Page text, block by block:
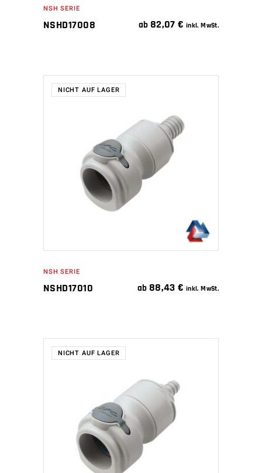
NSH SERIE
NSHD17008 ab 82,07€ inkl. MwSt.
NICHT AUF LAGER
WEITERLESEN
NSH SERIE
NSHD17010 ab 88,43€ inkl. MwSt.
NICHT AUF LAGER
WEITERLESEN